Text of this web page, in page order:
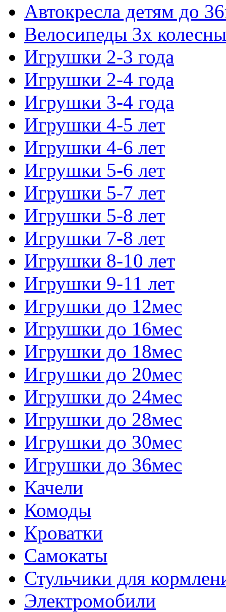
Автокресла детям до
Велосипеды 3х
Игрушки 2-3 года
Игрушки 2-4 года
Игрушки 3-4 года
Игрушки 4-5 лет
Игрушки 4-6 лет
Игрушки 5-6 лет
Игрушки 5-7 лет
Игрушки 5-8 лет
Игрушки 7-8 лет
Игрушки 8-10 лет
Игрушки 9-11 лет
Игрушки до 12мес
Игрушки до 16мес
Игрушки до 18мес
Игрушки до 20мес
Игрушки до 24мес
Игрушки до 28мес
Игрушки до 30мес
Игрушки до 36мес
Качели
Комоды
Кроватки
Самокаты
Стульчики для
Электромобили